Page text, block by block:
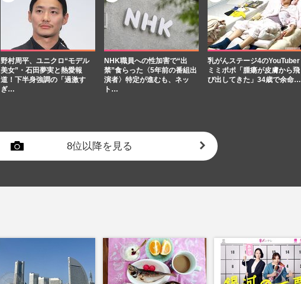
野村周平、ユニクロ“モデル
美女”・石田夢実と熱愛報
道！下半身強調の「過激す
ぎ…
NHK職員への性加害で“出
禁”食らった〈5年前の番組出
演者〉特定が進むも、ネッ
ト…
乳がんステージ4のYouTuber
ミミポポ「腫瘍が皮膚から飛
び出してきた」34歳で余命…
8位以降を見る